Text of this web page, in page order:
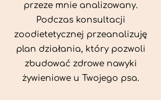
przeze mnie analizowany.
Podczas konsultacji
zoodietetycznej przeanalizuję
plan działania, który pozwoli
zbudować zdrowe nawyki
żywieniowe u Twojego psa.